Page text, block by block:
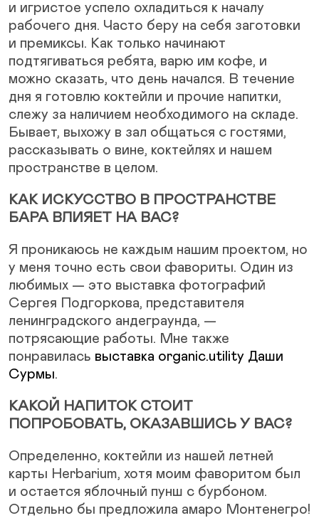
и игристое успело охладиться к началу
рабочего дня. Часто беру на себя заготовки
и премиксы. Как только начинают
подтягиваться ребята, варю им кофе, и
можно сказать, что день начался. В течение
дня я готовлю коктейли и прочие напитки,
слежу за наличием необходимого на складе.
Бывает, выхожу в зал общаться с гостями,
рассказывать о вине, коктейлях и нашем
пространстве в целом.
КАК ИСКУССТВО В ПРОСТРАНСТВЕ
БАРА ВЛИЯЕТ НА ВАС?
Я проникаюсь не каждым нашим проектом, но
у меня точно есть свои фавориты. Один из
любимых — это выставка фотографий
Сергея Подгоркова, представителя
ленинградского андеграунда, —
потрясающие работы. Мне также
понравилась выставка organic.utility Даши
Сурмы.
КАКОЙ НАПИТОК СТОИТ
ПОПРОБОВАТЬ, ОКАЗАВШИСЬ У ВАС?
Определенно, коктейли из нашей летней
карты Herbarium, хотя моим фаворитом был
и остается яблочный пунш с бурбоном.
Отдельно бы предложила амаро Монтенегро!